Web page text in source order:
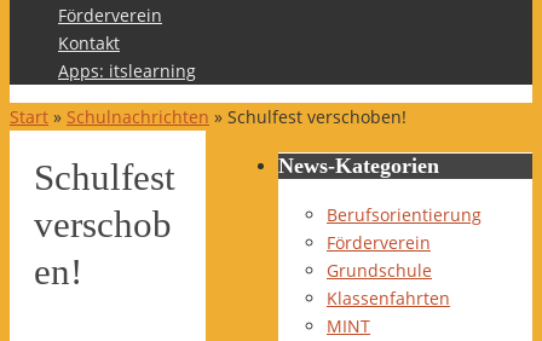
Förderverein
Kontakt
Apps: itslearning
Start » Schulnachrichten » Schulfest verschoben!
Schulfest
verschob
en!
News-Kategorien
Berufsorientierung
Förderverein
Grundschule
Klassenfahrten
MINT